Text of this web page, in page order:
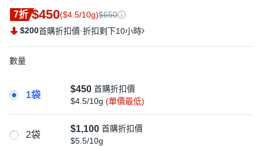
7折 $450($4.5/10g)$650
$200首購折扣價·折扣剩下10小時
數量
1袋
$450 首購折扣價
$4.5/10g (單價最低)
2袋
$1,100 首購折扣價
$5.5/10g